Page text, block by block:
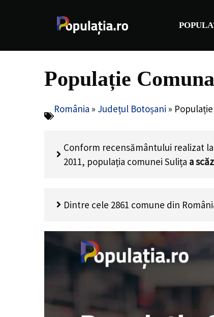
Populație
România » Județul Botoșani »
Conform recensământului realizat
2011, populația comunei Sulița a
Dintre cele 2861 comune din